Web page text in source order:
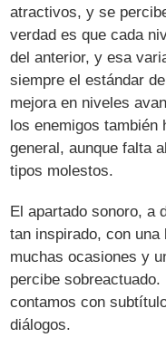
atractivos, y se
verdad es que cada
del anterior, y esa
siempre el estándar
mejora en niveles
los enemigos también
general, aunque falta
tipos molestos.
El apartado sonoro, a
tan inspirado, con una
muchas ocasiones y
percibe
contamos con
diálogos.